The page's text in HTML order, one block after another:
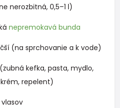
nerozbitná, 0,5–1 l)
nepremokavá bunda
(na sprchovanie a k vode)
kefka, pasta, mydlo,
repelent)